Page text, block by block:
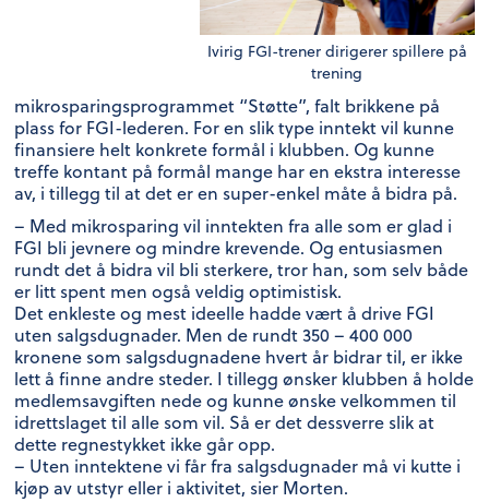
Ivirig FGI-trener dirigerer spillere på
trening
mikrosparingsprogrammet “Støtte”, falt brikkene på
plass for FGI-lederen. For en slik type inntekt vil kunne
finansiere helt konkrete formål i klubben. Og kunne
treffe kontant på formål mange har en ekstra interesse
av, i tillegg til at det er en super-enkel måte å bidra på.
– Med mikrosparing vil inntekten fra alle som er glad i
FGI bli jevnere og mindre krevende. Og entusiasmen
rundt det å bidra vil bli sterkere, tror han, som selv både
er litt spent men også veldig optimistisk.
Det enkleste og mest ideelle hadde vært å drive FGI
uten salgsdugnader. Men de rundt 350 – 400 000
kronene som salgsdugnadene hvert år bidrar til, er ikke
lett å finne andre steder. I tillegg ønsker klubben å holde
medlemsavgiften nede og kunne ønske velkommen til
idrettslaget til alle som vil. Så er det dessverre slik at
dette regnestykket ikke går opp.
– Uten inntektene vi får fra salgsdugnader må vi kutte i
kjøp av utstyr eller i aktivitet, sier Morten.